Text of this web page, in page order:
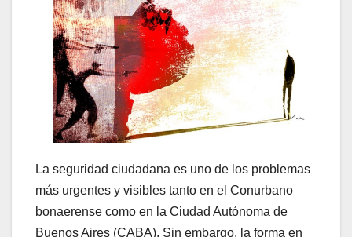
La seguridad ciudadana es uno de los problemas
más urgentes y visibles tanto en el Conurbano
bonaerense como en la Ciudad Autónoma de
Buenos Aires (CABA). Sin embargo, la forma en